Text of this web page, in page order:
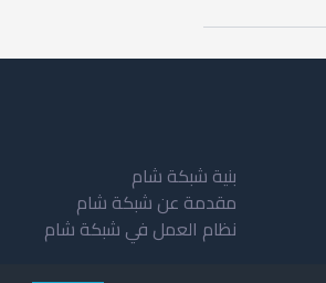
بنية شبكة شام
مقدمة عن شبكة شام
نظام العمل في شبكة شام